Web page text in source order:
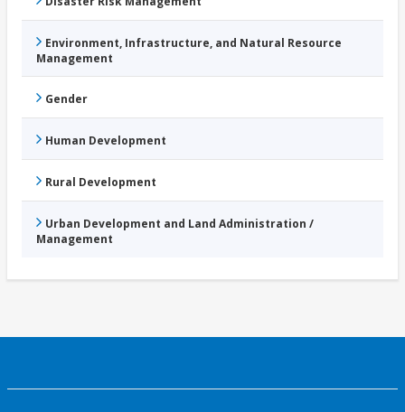
Environment, Infrastructure, and Natural Resource
Management
Gender
Human Development
Rural Development
Urban Development and Land Administration /
Management